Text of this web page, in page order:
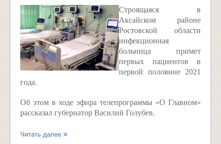
Строящаяся в
Аксайском районе
Ростовской области
инфекционная
больница примет
первых пациентов в
первой половине 2021
года.
Об этом в ходе эфира телепрограммы «О Главном»
рассказал губернатор Василий Голубев.
Читать далее